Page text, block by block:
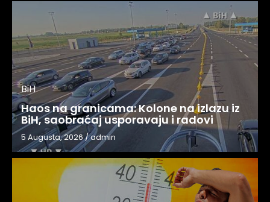
BiH
Haos na granicama: Kolone na izlazu iz
BiH, saobraćaj usporavaju i radovi
5 Augusta, 2026/admin